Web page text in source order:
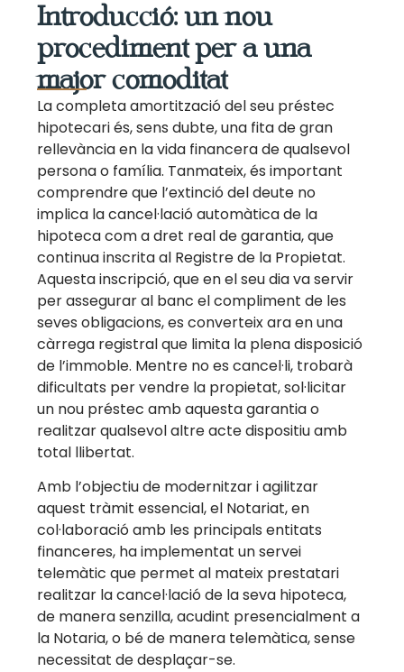
Introducció: un nou
procediment per a una
major comoditat
La completa amortització del seu préstec
hipotecari és, sens dubte, una fita de gran
rellevància en la vida financera de qualsevol
persona o família. Tanmateix, és important
comprendre que l’extinció del deute no
implica la cancel·lació automàtica de la
hipoteca com a dret real de garantia, que
continua inscrita al Registre de la Propietat.
Aquesta inscripció, que en el seu dia va servir
per assegurar al banc el compliment de les
seves obligacions, es converteix ara en una
càrrega registral que limita la plena disposició
de l’immoble. Mentre no es cancel·li, trobarà
dificultats per vendre la propietat, sol·licitar
un nou préstec amb aquesta garantia o
realitzar qualsevol altre acte dispositiu amb
total llibertat.
Amb l’objectiu de modernitzar i agilitzar
aquest tràmit essencial, el Notariat, en
col·laboració amb les principals entitats
financeres, ha implementat un servei
telemàtic que permet al mateix prestatari
realitzar la cancel·lació de la seva hipoteca,
de manera senzilla, acudint presencialment a
la Notaria, o bé de manera telemàtica, sense
necessitat de desplaçar-se.